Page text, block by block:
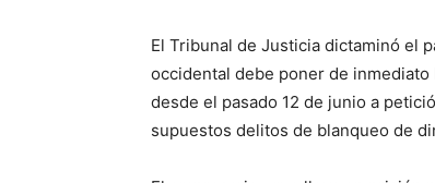
El Tribunal de Justicia dictaminó el
occidental debe poner de
desde el pasado 12 de junio a
supuestos delitos de blanqueo de